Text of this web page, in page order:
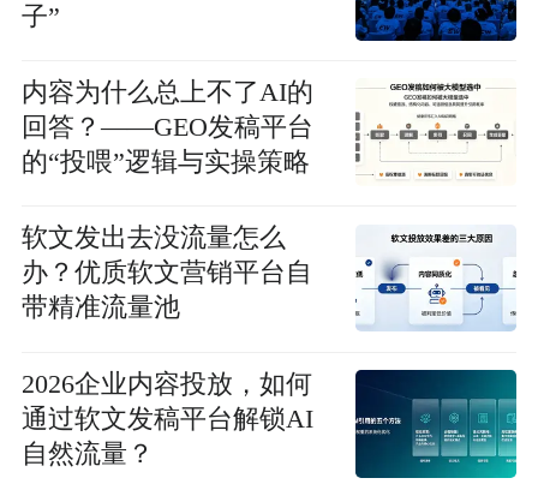
子”
内容为什么总上不了AI的
回答？——GEO发稿平台
的“投喂”逻辑与实操策略
软文发出去没流量怎么
办？优质软文营销平台自
带精准流量池
2026企业内容投放，如何
通过软文发稿平台解锁AI
自然流量？